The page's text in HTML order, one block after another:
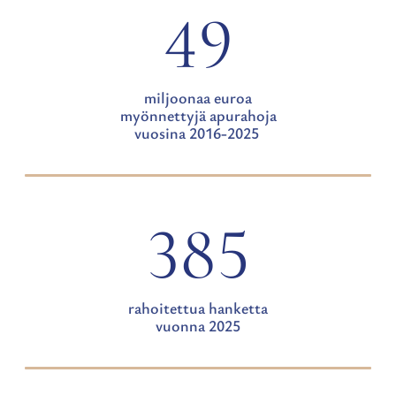
49
miljoonaa euroa
myönnettyjä apurahoja
vuosina 2016-2025
385
rahoitettua hanketta
vuonna 2025